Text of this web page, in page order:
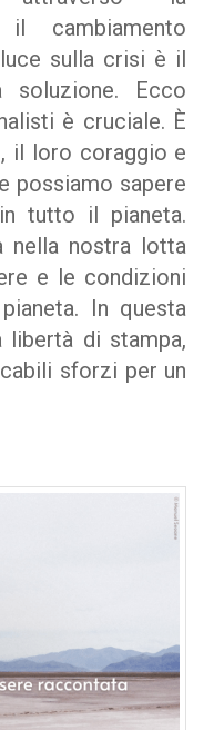
il cambiamento
sulla crisi è il
Ecco
è cruciale. È
il loro coraggio e
possiamo sapere
tutto il pianeta.
nella nostra lotta
e le condizioni
In questa
libertà di stampa,
sforzi per un